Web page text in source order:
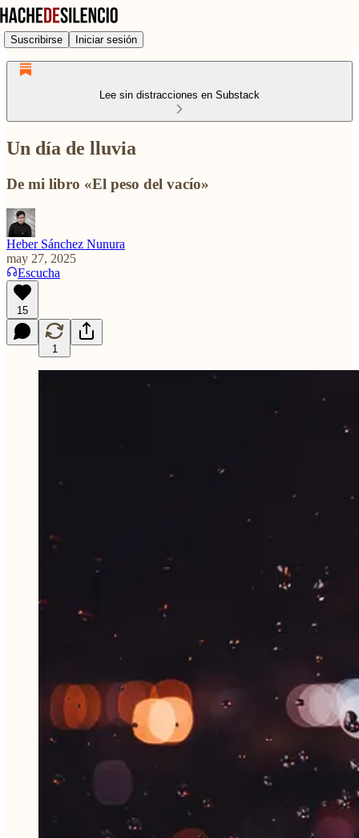
Suscribirse Iniciar sesión
Lee sin distracciones en Substack
Un día de lluvia
De mi libro «El peso del vacío»
Heber Sánchez Nunura
may 27, 2025
Escucha
15
1